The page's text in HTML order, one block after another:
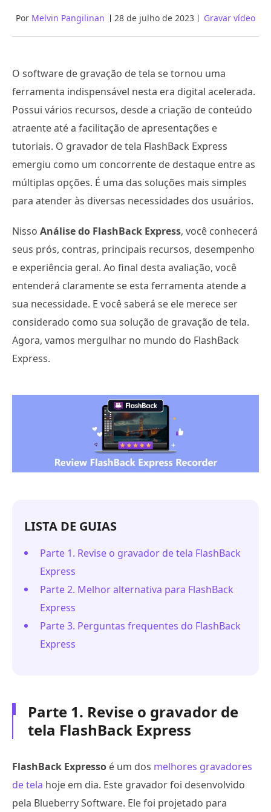
Por Melvin Pangilinan 28 de julho de 2023 Gravar vídeo
O software de gravação de tela se tornou uma
ferramenta indispensável nesta era digital acelerada.
Possui vários recursos, desde a criação de conteúdo
atraente até a facilitação de apresentações e
tutoriais. O gravador de tela FlashBack Express
emergiu como um concorrente de destaque entre as
múltiplas opções. É uma das soluções mais simples
para atender às diversas necessidades dos usuários.
Nisso Análise do FlashBack Express, você conhecerá
seus prós, contras, principais recursos, desempenho
e experiência geral. Ao final desta avaliação, você
entenderá claramente se esta ferramenta atende a
sua necessidade. E você saberá se ele merece ser
considerado como sua solução de gravação de tela.
Agora, vamos mergulhar no mundo do FlashBack
Express.
LISTA DE GUIAS
Parte 1. Revise o gravador de tela FlashBack
Express
Parte 2. Melhor alternativa para FlashBack
Express
Parte 3. Perguntas frequentes do FlashBack
Express
Parte 1. Revise o gravador de
tela FlashBack Express
FlashBack Expresso é um dos melhores gravadores
de tela hoje em dia. Este gravador foi desenvolvido
pela Blueberry Software. Ele foi projetado para